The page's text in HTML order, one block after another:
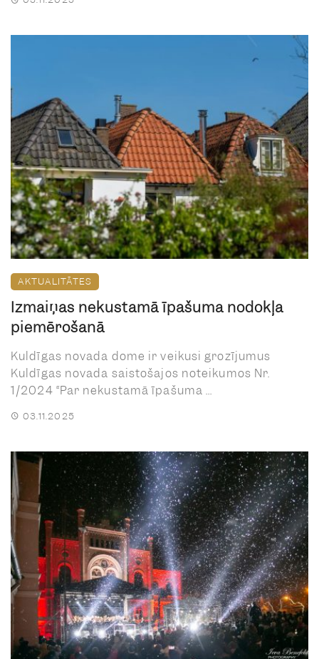
AKTUALITĀTES
Izmaiņas nekustamā īpašuma nodokļa
piemērošanā
Kuldīgas novada dome ir veikusi grozījumus
Kuldīgas novada saistošajos noteikumos Nr.
1/2024 “Par nekustamā īpašuma ...
03.11.2025